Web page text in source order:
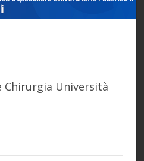
Chirurgia Università